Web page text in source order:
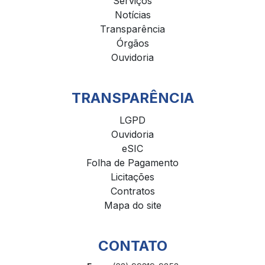
Notícias
Transparência
Órgãos
Ouvidoria
TRANSPARÊNCIA
LGPD
Ouvidoria
eSIC
Folha de Pagamento
Licitações
Contratos
Mapa do site
CONTATO